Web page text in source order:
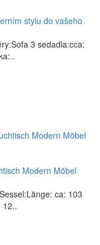
stylu do vašeho
3 sedadla:cca:
Modern Möbel
ca: 103
12..